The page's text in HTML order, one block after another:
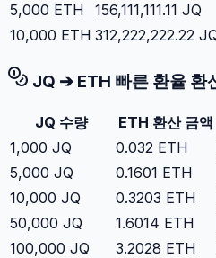
5,000 ETH 156,111,111.11 JQ
10,000 ETH 312,222,222.22
JQ ➔ ETH 빠른 환율 환
JQ 수량 ETH 환산 금액
1,000 JQ 0.032 ETH
5,000 JQ 0.1601 ETH
10,000 JQ 0.3203 ETH
50,000 JQ 1.6014 ETH
100,000 JQ 3.2028 ETH